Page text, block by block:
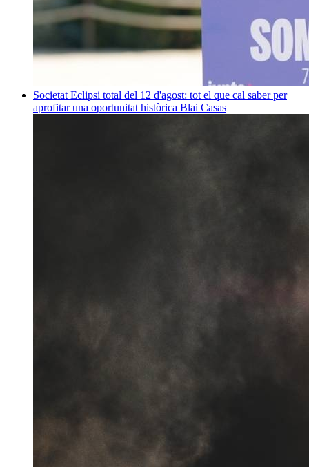
Societat Eclipsi total del 12 d'agost: tot el que cal saber per
aprofitar una oportunitat històrica Blai Casas